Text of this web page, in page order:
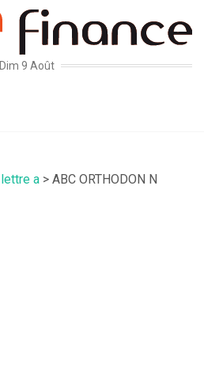
Dim 9 Août
lettre a > ABC ORTHODON N